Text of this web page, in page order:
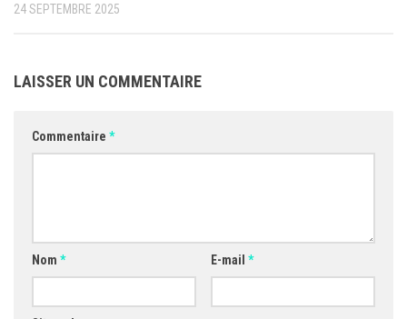
24 SEPTEMBRE 2025
LAISSER UN COMMENTAIRE
Commentaire *
Nom * E-mail *